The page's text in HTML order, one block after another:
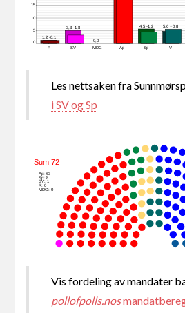
1,2 -0,1
3,3 -1,8
0,0 -
4,5 -1,2 5,6 +0,8
R SV MDG Ap Sp V
0
5
10
15
Les nettsaken fra
i SV og Sp
Sum 72
Ap: 63
Sp: 8
SV: 1
R: 0
MDG: 0
Vis fordeling av mandater
pollofpolls.nos